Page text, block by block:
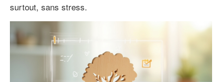
surtout, sans stress.